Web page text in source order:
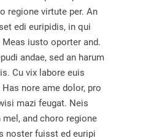
regione virtute per. An
edi euripidis, in qui
iusto oporter and.
andae, sed an harum
Cu vix labore euis
nore ame dolor, pro
mazi feugat. Neis
and choro regione
noster fuisst ed euripi